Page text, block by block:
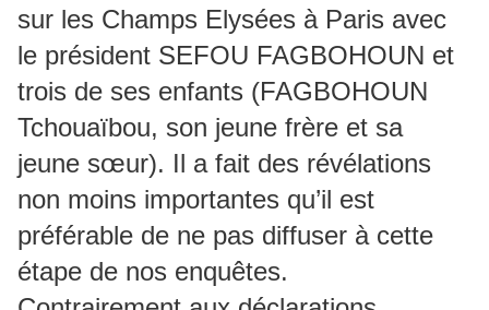
sur les Champs Elysées à Paris avec
le président SEFOU FAGBOHOUN et
trois de ses enfants (FAGBOHOUN
Tchouaïbou, son jeune frère et sa
jeune sœur). Il a fait des révélations
non moins importantes qu’il est
préférable de ne pas diffuser à cette
étape de nos enquêtes.